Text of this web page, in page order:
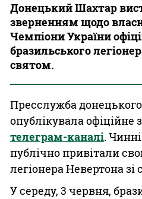
Донецький Шахтар
зверненням щодо
Чемпіони України
бразильського
святом.
Пресслужба
опублікувала офіційне
телеграм-каналі.
публічно привітали
легіонера Невертона зі
У середу, 3 червня,